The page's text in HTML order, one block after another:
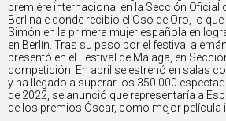
première internacional en la Sección Oficial
Berlinale donde recibió el Oso de Oro, lo
Simón en la primera mujer española en
en Berlín. Tras su paso por el festival
presentó en el Festival de Málaga, en
competición. En abril se estrenó en salas
y ha llegado a superar los 350.000
de 2022, se anunció que representaría a
de los premios Óscar, como mejor película